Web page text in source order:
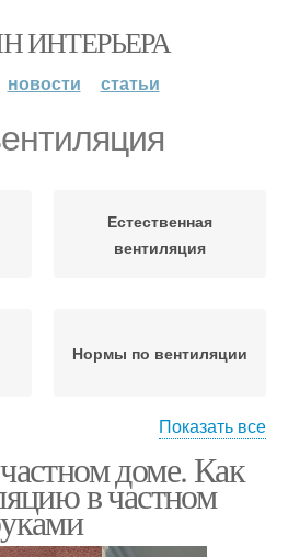
ИНТЕРЬЕРА
новости статьи
Естественная
вентиляция
Нормы по вентиляции
Приточная вентиляция
Показать все
доме. Как
в частном